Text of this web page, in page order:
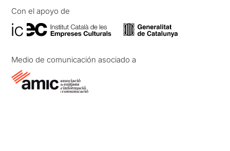
Con el apoyo de
Medio de comunicación asociado a